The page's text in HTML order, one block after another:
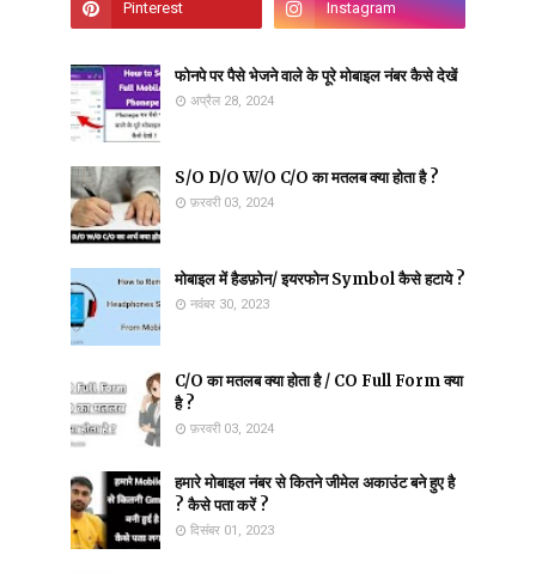
फोनपे पर पैसे भेजने वाले के पूरे मोबाइल नंबर कैसे देखें
अप्रैल 28, 2024
S/O D/O W/O C/O का मतलब क्या होता है ?
फ़रवरी 03, 2024
मोबाइल में हैडफ़ोन/ इयरफोन Symbol कैसे हटाये ?
नवंबर 30, 2023
C/O का मतलब क्या होता है / CO Full Form क्या
है ?
फ़रवरी 03, 2024
हमारे मोबाइल नंबर से कितने जीमेल अकाउंट बने हुए है
? कैसे पता करें ?
दिसंबर 01, 2023